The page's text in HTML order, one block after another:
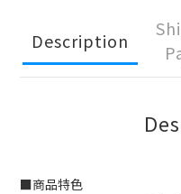
Description
■商品特色